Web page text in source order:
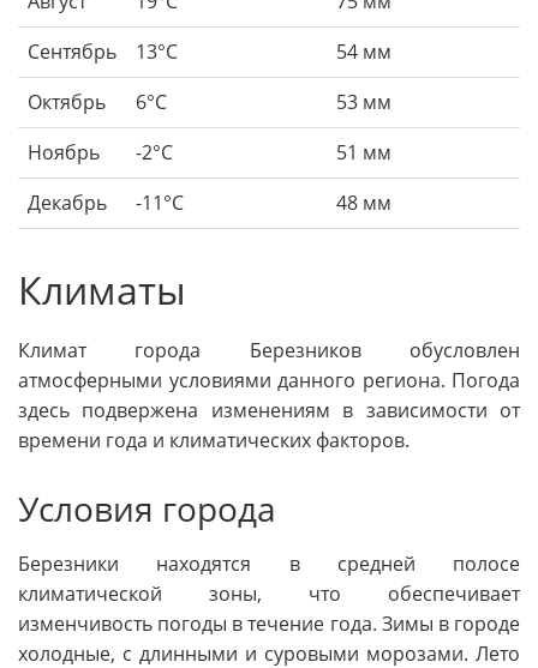
Сентябрь
13°C
54 мм
Октябрь
6°C
53 мм
Ноябрь
-2°C
51 мм
Декабрь
-11°C 48 мм
Климаты
Климат города Березников обусловлен
атмосферными условиями данного региона. Погода
здесь подвержена изменениям в зависимости от
времени года и климатических факторов.
Условия города
Березники находятся в средней полосе
климатической зоны, что обеспечивает
изменчивость погоды в течение года. Зимы в городе
холодные, с длинными и суровыми морозами. Лето